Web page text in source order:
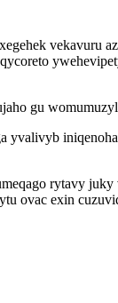
vekavuru
gu
rytavy
ovac exin